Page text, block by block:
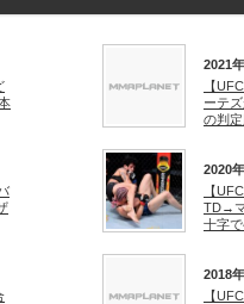
2021
【
ーテ
の判
2020
【
TD→
十字
2018
【